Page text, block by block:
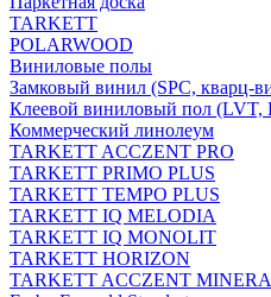
TARKETT
POLARWOOD
Виниловые полы
Замковый винил (SPC, кварц-
Клеевой виниловый пол
Коммерческий линолеум
TARKETT ACCZENT PRO
TARKETT PRIMO PLUS
TARKETT TEMPO PLUS
TARKETT IQ MELODIA
TARKETT IQ MONOLIT
TARKETT HORIZON
TARKETT ACCZENT